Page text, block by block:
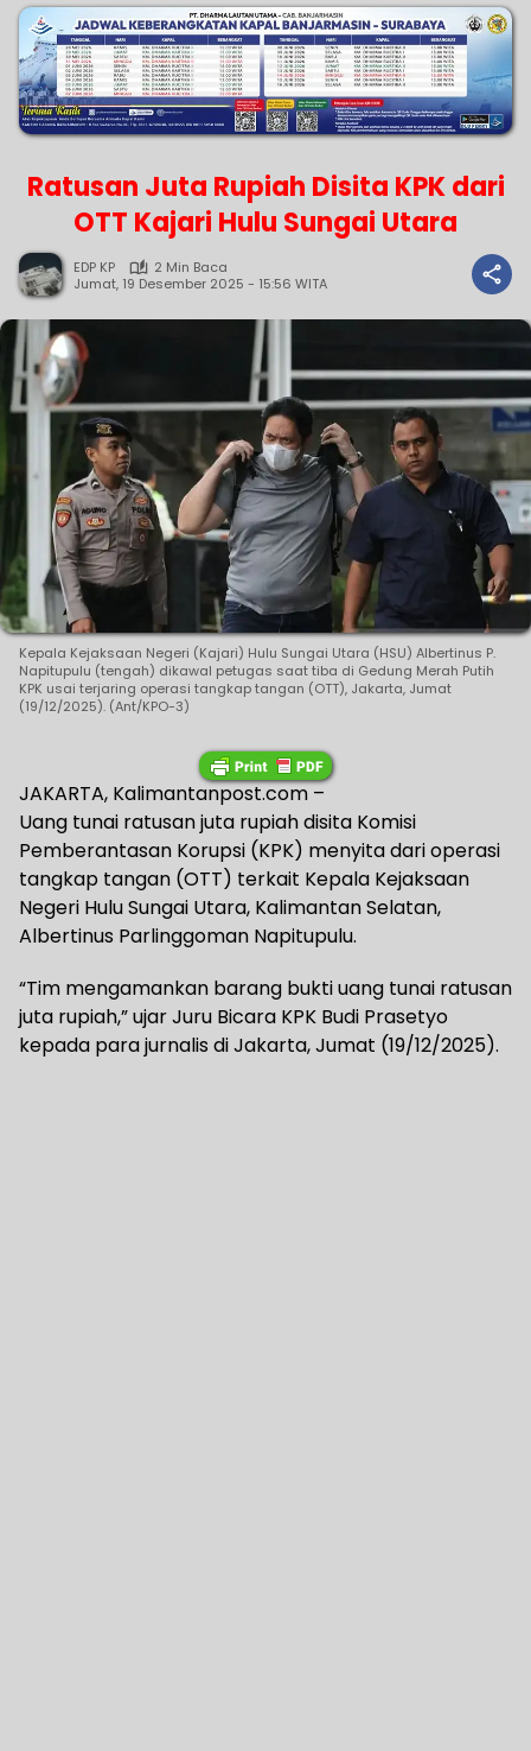
Ratusan Juta Rupiah Disita KPK dari
OTT Kajari Hulu Sungai Utara
EDP KP
2 Min Baca
Jumat, 19 Desember 2025 - 15:56 WITA
Kepala Kejaksaan Negeri (Kajari) Hulu Sungai Utara (HSU) Albertinus P.
Napitupulu (tengah) dikawal petugas saat tiba di Gedung Merah Putih
KPK usai terjaring operasi tangkap tangan (OTT), Jakarta, Jumat
(19/12/2025). (Ant/KPO-3)
JAKARTA, Kalimantanpost.com –
Uang tunai ratusan juta rupiah disita Komisi
Pemberantasan Korupsi (KPK) menyita dari operasi
tangkap tangan (OTT) terkait Kepala Kejaksaan
Negeri Hulu Sungai Utara, Kalimantan Selatan,
Albertinus Parlinggoman Napitupulu.
“Tim mengamankan barang bukti uang tunai ratusan
juta rupiah,” ujar Juru Bicara KPK Budi Prasetyo
kepada para jurnalis di Jakarta, Jumat (19/12/2025).